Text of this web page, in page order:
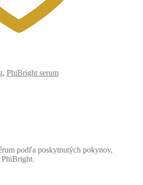
, PhiBright serum
podľa poskytnutých pokynov,
PhiBright.